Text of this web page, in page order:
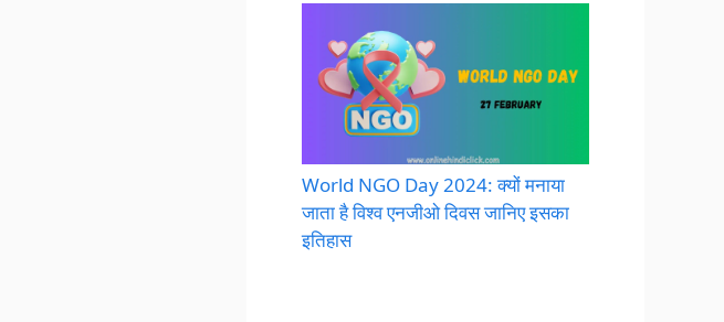
World NGO Day 2024: क्यों मनाया
जाता है विश्व एनजीओ दिवस जानिए इसका
इतिहास